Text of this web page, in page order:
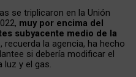
se triplicaron en la Unión
muy por encima del
subyacente medio de la
recuerda la agencia, ha hecho
si debería modificar el
luz y el gas.